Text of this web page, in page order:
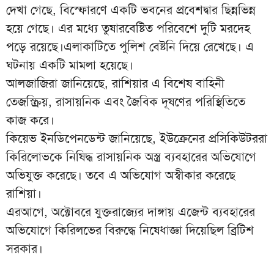
দেখা গেছে, বিস্ফোরণে একটি ভবনের প্রবেশদ্বার ছিন্নভিন্ন
হয়ে গেছে। এর মধ্যে তুষারবেষ্টিত পরিবেশে দুটি মরদেহ
পড়ে রয়েছে।এলাকাটিতে পুলিশ বেষ্টনি দিয়ে রেখেছে। এ
ঘটনায় একটি মামলা হয়েছে।
আলজাজিরা জানিয়েছে, রাশিয়ার এ বিশেষ বাহিনী
তেজস্ক্রিয়, রাসায়নিক এবং জৈবিক দূষণের পরিস্থিতিতে
কাজ করে।
কিয়েভ ইনডিপেনডেন্ট জানিয়েছে, ইউক্রেনের প্রসিকিউটররা
কিরিলোভকে নিষিদ্ধ রাসায়নিক অস্ত্র ব্যবহারের অভিযোগে
অভিযুক্ত করেছে। তবে এ অভিযোগ অস্বীকার করেছে
রাশিয়া।
এরআগে, অক্টোবরে যুক্তরাজ্যের দাঙ্গায় এজেন্ট ব্যবহারের
অভিযোগে কিরিলভের বিরুদ্ধে নিষেধাজ্ঞা দিয়েছিল ব্রিটিশ
সরকার।